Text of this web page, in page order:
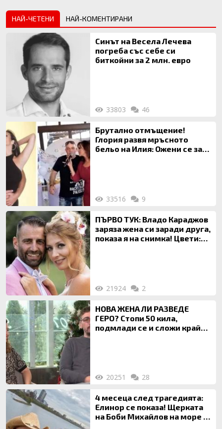
НАЙ-ЧЕТЕНИ НАЙ-КОМЕНТИРАНИ
Синът на Весела Лечева
погреба със себе си
биткойни за 2 млн. евро
33803 46
Брутално отмъщение!
Глория развя мръсното
бельо на Илия: Ожени се за
33516 9
ПЪРВО ТУК: Владо Караджов
заряза жена си заради друга,
показа я на снимка! Цвети:
21924 2
НОВА ЖЕНА ЛИ РАЗВЕДЕ
ГЕРО? Стопи 50 кила,
подмлади се и сложи край
20251 28
4 месеца след трагедията:
Елинор се показа! Щерката
на Боби Михайлов на море с